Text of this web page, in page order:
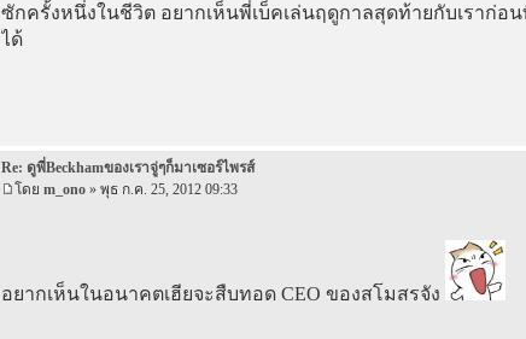
ซักครั้งหนึ่งในชีวิต อยากเห็นพี่เบ็คเล่นฤดูกาลสุดท้ายกับเราก่อ
ได้
Re: ดูพี่Beckhamของเราจู่ๆก็มาเซอร์ไพรส์
โดย m_ono» พุธ ก.ค. 25, 2012 09:33
อยากเห็นในอนาคตเฮียจะสืบทอด CEO ของสโมสรจัง